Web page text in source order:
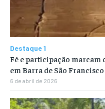
Destaque 1
Fé e participação marcam
em Barra de São Francisco
6 de abril de 2026